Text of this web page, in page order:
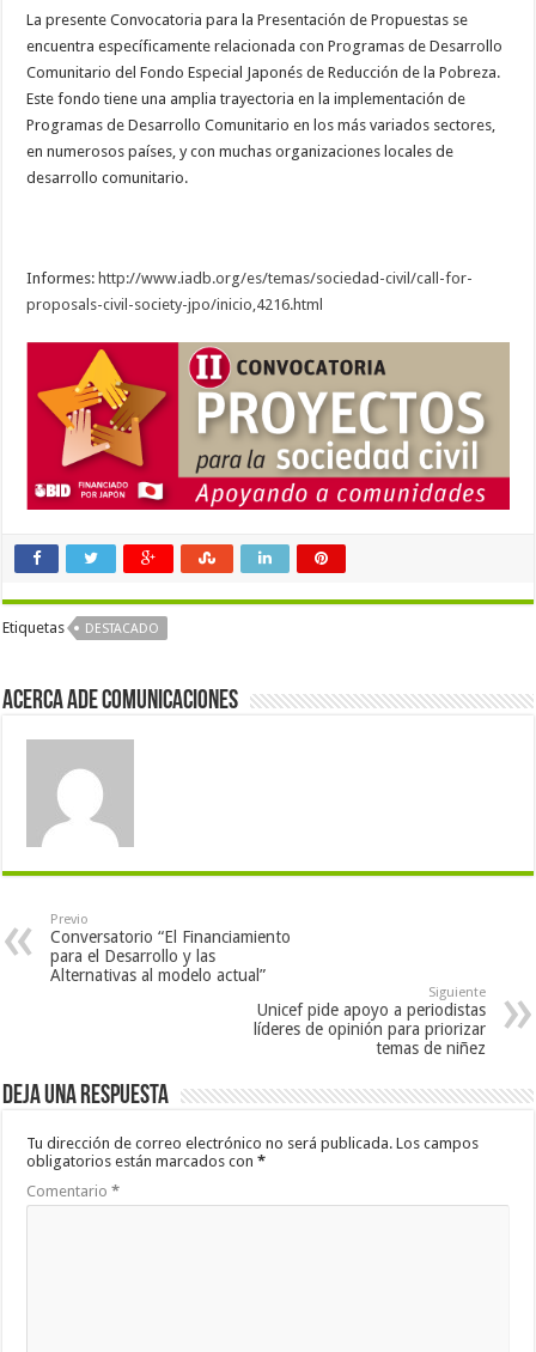
La presente Convocatoria para la Presentación de Propuestas se
encuentra específicamente relacionada con Programas de Desarrollo
Comunitario del Fondo Especial Japonés de Reducción de la Pobreza.
Este fondo tiene una amplia trayectoria en la implementación de
Programas de Desarrollo Comunitario en los más variados sectores,
en numerosos países, y con muchas organizaciones locales de
desarrollo comunitario.
Informes: http://www.iadb.org/es/temas/sociedad-civil/call-for-
proposals-civil-society-jpo/inicio,4216.html
Etiquetas DESTACADO
Acerca Ade Comunicaciones
Previo
Conversatorio “El Financiamiento
para el Desarrollo y las
Alternativas al modelo actual”
Siguiente
Unicef pide apoyo a periodistas
líderes de opinión para priorizar
temas de niñez
Deja una respuesta
Tu dirección de correo electrónico no será publicada. Los campos
obligatorios están marcados con*
Comentario*